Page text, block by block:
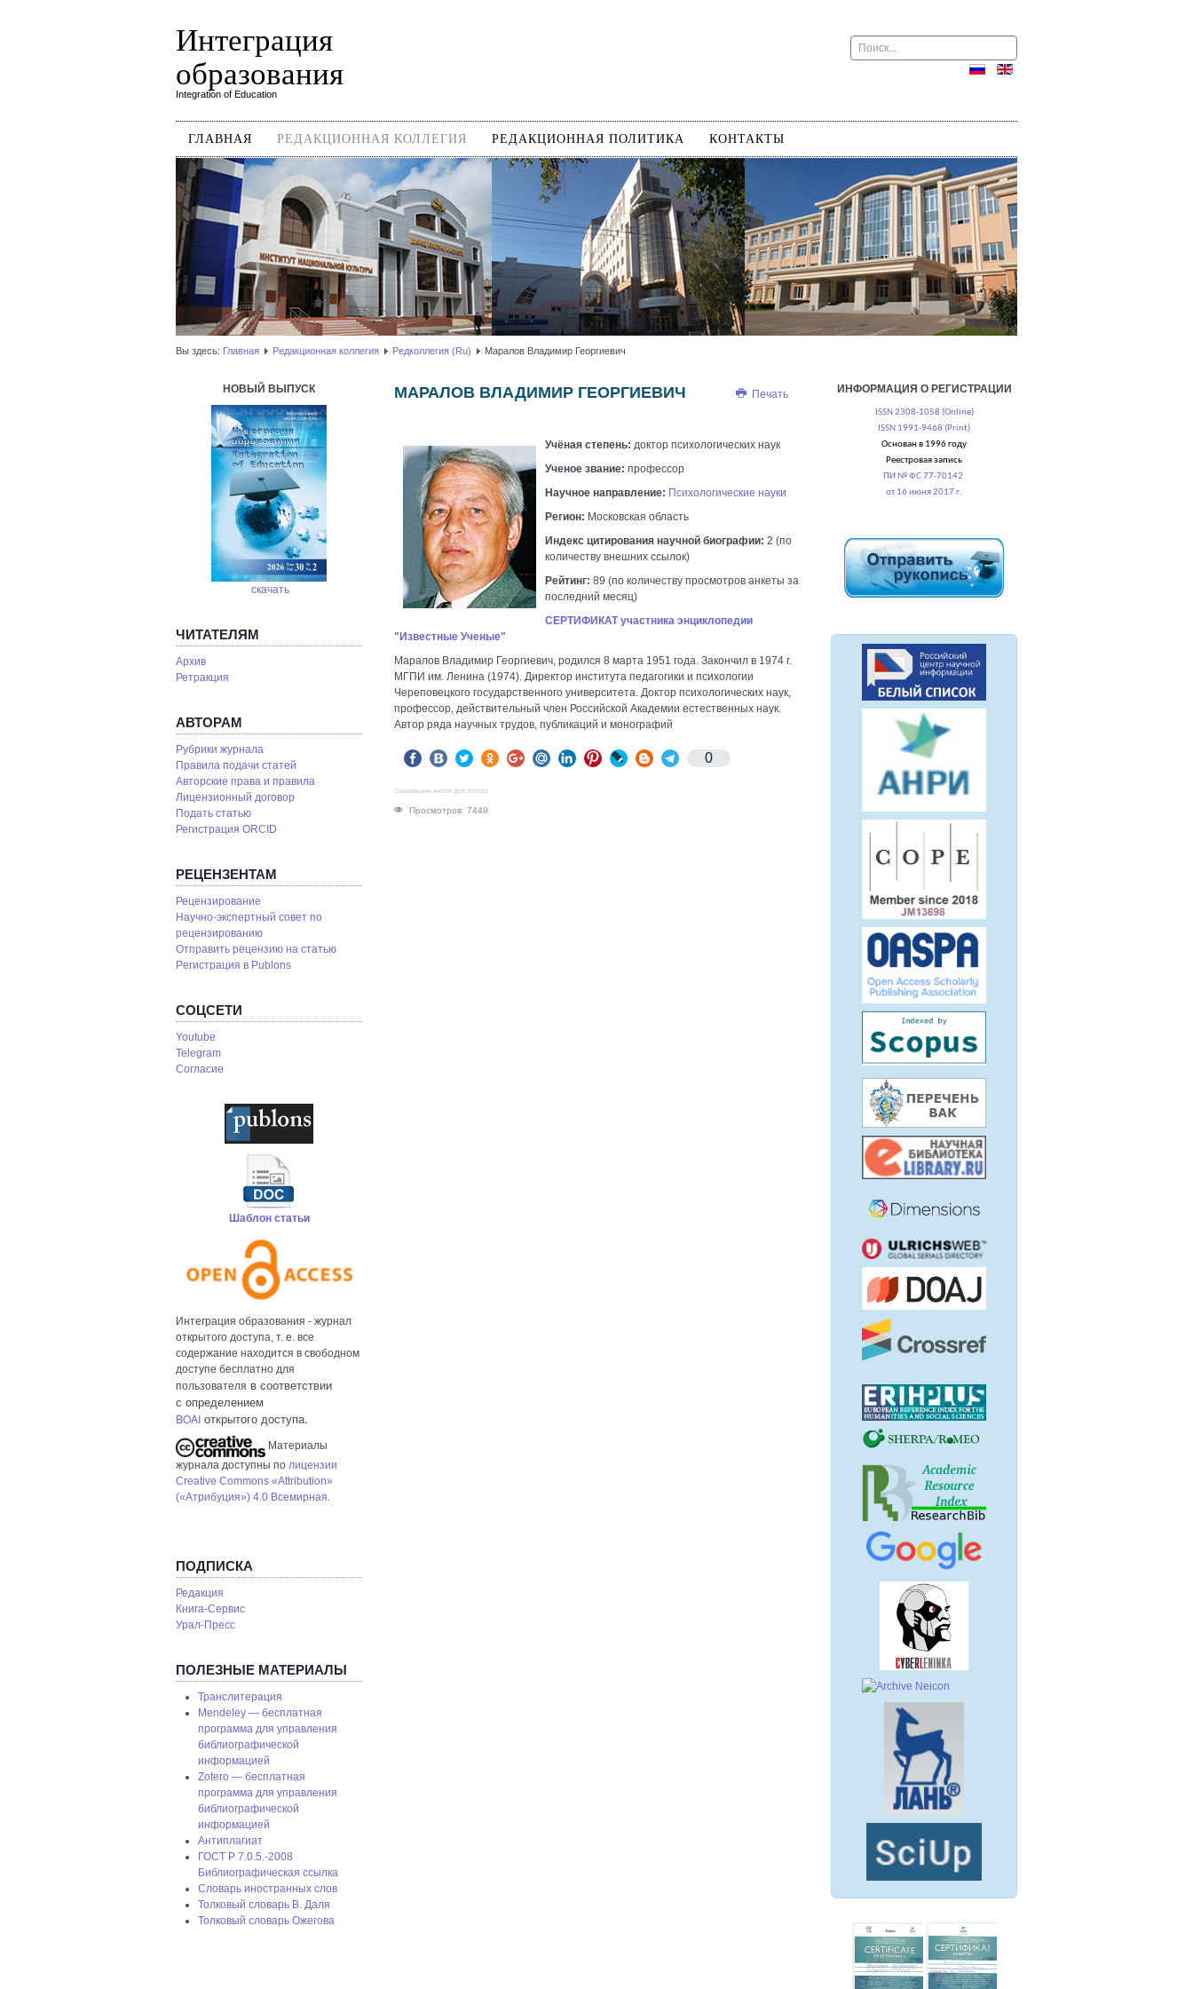
Интеграция
образования
Integration of Education
Поиск
ГЛАВНАЯ РЕДАКЦИОННАЯ КОЛЛЕГИЯ РЕДАКЦИОННАЯ ПОЛИТИКА КОНТАКТЫ
Вы здесь: Главная Редакционная коллегия Редколлегия (Ru) Маралов Владимир Георгиевич
НОВЫЙ ВЫПУСК
скачать
ЧИТАТЕЛЯМ
Архив
Ретракция
АВТОРАМ
Рубрики журнала
Правила подачи статей
Авторские права и правила
Лицензионный договор
Подать статью
Регистрация ORCID
РЕЦЕНЗЕНТАМ
Рецензирование
Научно-экспертный совет по
рецензированию
Отправить рецензию на статью
Pегистрация в Publons
СОЦСЕТИ
Youtube
Telegram
Согласие
Шаблон статьи
Интеграция образования - журнал
открытого доступа, т. е. все
содержание находится в свободном
доступе бесплатно для
пользователя в соответствии
с определением
BOAI открытого доступа.
Материалы
журнала доступны по лицензии
Creative Commons «Attribution»
(«Атрибуция») 4.0 Всемирная.
ПОДПИСКА
Редакция
Книга-Сервис
Урал-Пресс
ПОЛЕЗНЫЕ МАТЕРИАЛЫ
Транслитерация
Mendeley — бесплатная
программа для управления
библиографической
информацией
Zotero — бесплатная
программа для управления
библиографической
информацией
Антиплагиат
ГОСТ P 7.0.5.-2008
Библиографическая ссылка
Словарь иностранных слов
Толковый словарь В. Даля
Толковый словарь Ожегова
Печать
МАРАЛОВ ВЛАДИМИР ГЕОРГИЕВИЧ
Учёная степень: доктор психологических наук
Ученое звание: профессор
Научное направление: Психологические науки
Регион: Московская область
Индекс цитирования научной биографии: 2 (по
количеству внешних ссылок)
Рейтинг: 89 (по количеству просмотров анкеты за
последний месяц)
СЕРТИФИКАТ участника энциклопедии
"Известные Ученые"
Маралов Владимир Георгиевич, родился 8 марта 1951 года. Закончил в 1974 г.
МГПИ им. Ленина (1974). Директор института педагогики и психологии
Череповецкого государственного университета. Доктор психологических наук,
профессор, действительный член Российской Академии естественных наук.
Автор ряда научных трудов, публикаций и монографий
0
Социальные кнопки для Joomla
Просмотров: 7449
ИНФОРМАЦИЯ О РЕГИСТРАЦИИ
ISSN 2308-1058 (Online)
ISSN 1991-9468 (Print)
Основан в 1996 году
Реестровая запись
ПИ № ФС 77-70142
от 16 июня 2017 г.